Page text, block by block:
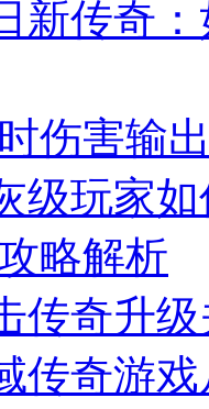
新传奇
伤害输
级玩家
略解析
传奇升
传奇游